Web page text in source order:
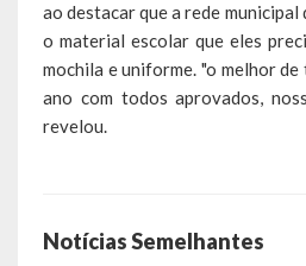
A História da Comunidade
Brasil de Lagoa dos Três Cantos
A história marcante do Grêmio
de paixão e muitas conquistas
ao destacar que a rede municipal
o material escolar que eles
mochila e uniforme. "o melhor
ano com todos aprovados,
revelou.
Notícias Semelhantes